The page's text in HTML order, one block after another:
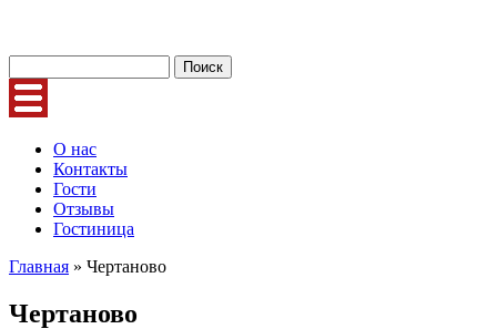
Форма поиска
О нас
Контакты
Гости
Отзывы
Гостиница
Главная » Чертаново
Чертаново